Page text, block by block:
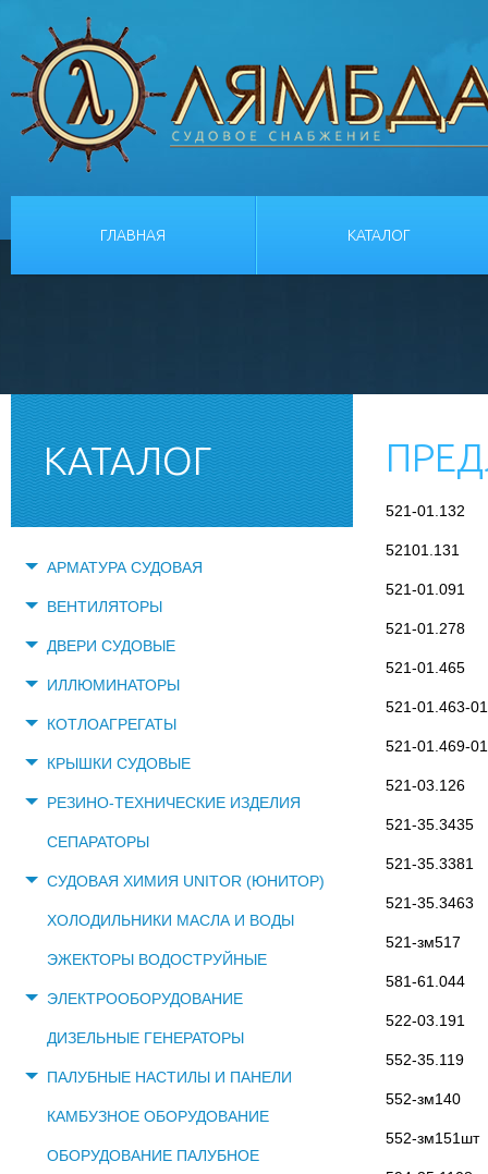
ГЛАВНАЯ КАТАЛОГ
КАТАЛОГ
АРМАТУРА СУДОВАЯ
ВЕНТИЛЯТОРЫ
ДВЕРИ СУДОВЫЕ
ИЛЛЮМИНАТОРЫ
КОТЛОАГРЕГАТЫ
КРЫШКИ СУДОВЫЕ
РЕЗИНО-ТЕХНИЧЕСКИЕ ИЗДЕЛИЯ
СЕПАРАТОРЫ
СУДОВАЯ ХИМИЯ UNITOR (ЮНИТОР)
ХОЛОДИЛЬНИКИ МАСЛА И ВОДЫ
ЭЖЕКТОРЫ ВОДОСТРУЙНЫЕ
ЭЛЕКТРООБОРУДОВАНИЕ
ДИЗЕЛЬНЫЕ ГЕНЕРАТОРЫ
ПАЛУБНЫЕ НАСТИЛЫ И ПАНЕЛИ
КАМБУЗНОЕ ОБОРУДОВАНИЕ
ОБОРУДОВАНИЕ ПАЛУБНОЕ
521-01.132
52101.131
521-01.091
521-01.278
521-01.465
521-01.463-01
521-01.469-01
521-03.126
521-35.3435
521-35.3381
521-35.3463
521-зм517
581-61.044
522-03.191
552-35.119
552-зм140
552-зм151шт